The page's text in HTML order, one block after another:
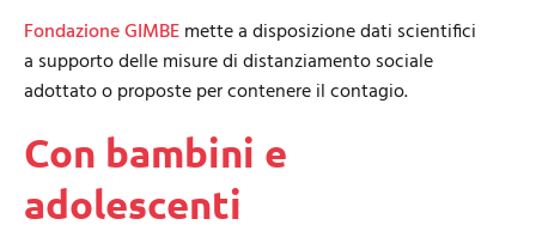
Fondazione GIMBEmette a disposizione dati scientifici
a supporto delle misure di distanziamento sociale
adottato o proposte per contenere il contagio.
Con bambini e
adolescenti